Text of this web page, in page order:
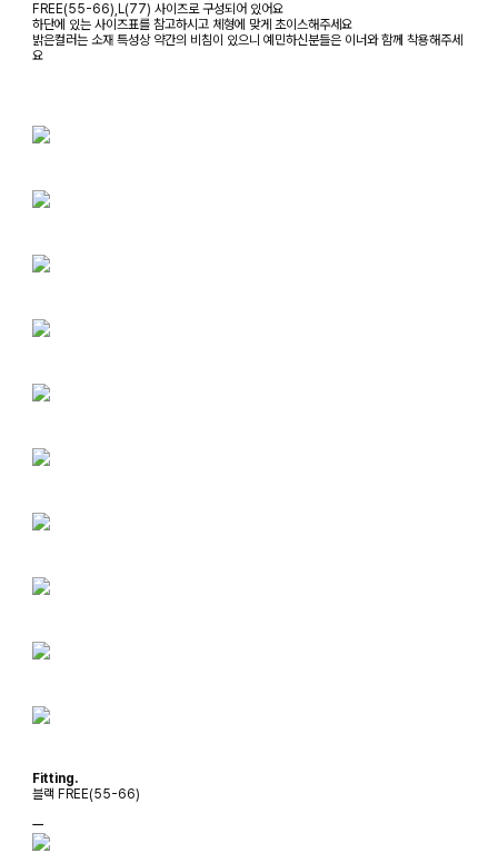
FREE(55-66),L(77) 사이즈로 구성되어 있어요
하단에 있는 사이즈표를 참고하시고 체형에 맞게 초이스해주세요
밝은컬러는 소재 특성상 약간의 비침이 있으니 예민하신분들은 이너와 함께 착용해주세
요
Fitting.
블랙 FREE(55-66)
ㅡ